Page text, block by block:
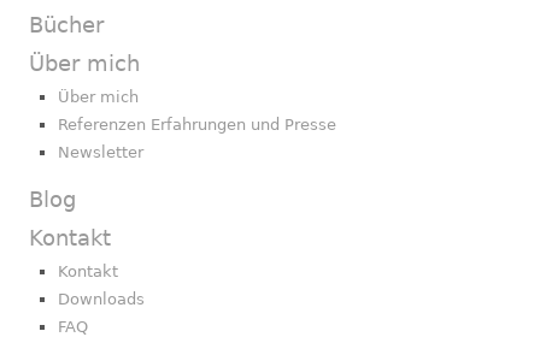
Bücher
Über mich
Über mich
Referenzen Erfahrungen und Presse
Newsletter
Blog
Kontakt
Kontakt
Downloads
FAQ